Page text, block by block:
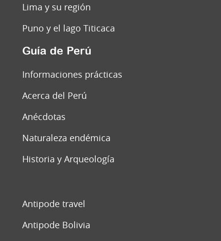
Lima y su región
Puno y el lago Titicaca
Guía de Perú
Informaciones prácticas
Acerca del Perú
Anécdotas
Naturaleza endémica
Historia y Arqueología
Antipode travel
Antipode Bolivia